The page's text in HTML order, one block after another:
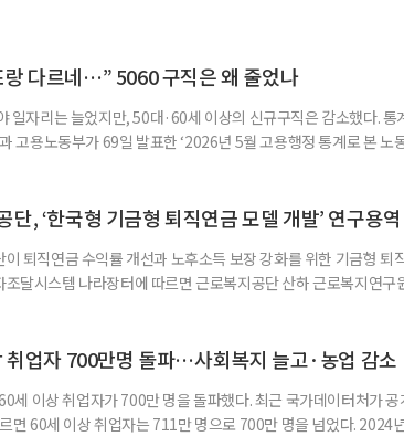
랑 다르네…” 5060 구직은 왜 줄었나
일자리는 늘었지만, 50대·60세 이상의 신규구직은 감소했다.
고용노동부가 69일 발표한 ‘2026년 5월 고용행정 통계로 본 노
적으로는 5월 고용시장이 급격히 무너졌다기보다 둔화하는
단, ‘한국형 기금형 퇴직연금 모델 개발’ 연구용
퇴직연금 수익률 개선과 노후소득 보장 강화를 위한 기금형 퇴
조달시스템 나라장터에 따르면 근로복지공단 산하 근로복지연구
위해 기금형 퇴직연금 도입 검토와 한국형 모델 개발이 필요하다
취업자 700만명 돌파…사회복지 늘고·농업 감소
세 이상 취업자가 700만 명을 돌파했다. 최근 국가데이터처가
면 60세 이상 취업자는 711만 명으로 700만 명을 넘었다.